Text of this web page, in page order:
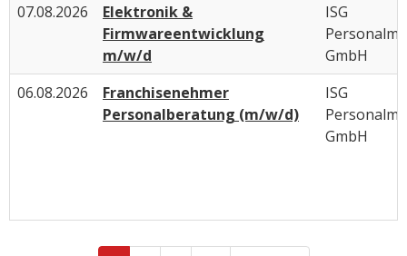
07.08.2026
Elektronik &
Firmwareentwicklung
m/w/d
ISG
GmbH
06.08.2026
Franchisenehmer
Personalberatung (m/w/d)
ISG
GmbH